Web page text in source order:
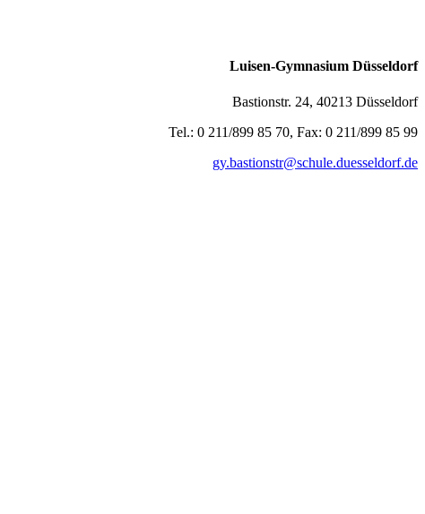
Luisen-Gymnasium Düsseldorf
Bastionstr. 24, 40213 Düsseldorf
Tel.: 0 211/899 85 70, Fax: 0 211/899 85 99
gy.bastionstr@schule.duesseldorf.de